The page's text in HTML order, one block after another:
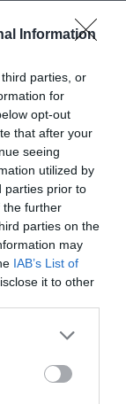
Information
parties, or
for
opt-out
that after your
seeing
utilized by
parties prior to
the further
parties on the
may
IAB’s List of
it to other
TARIFFE
TARIFFE